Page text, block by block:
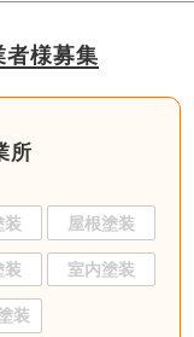
者様募集
所
装 屋根塗装
装 室内塗装
装